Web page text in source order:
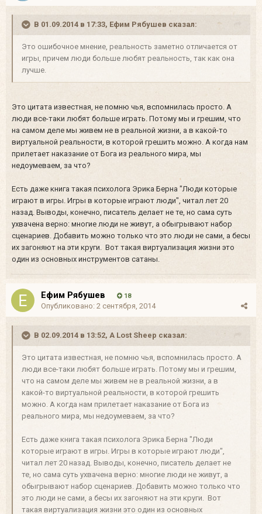
В 01.09.2014 в 17:33, Ефим Рябушев сказал:
Это ошибочное мнение, реальность заметно отличается от
игры, причем люди больше любят реальность, так как она
лучше.
Это цитата известная, не помню чья, вспомнилась просто. А
люди все-таки любят больше играть. Потому мы и грешим, что
на самом деле мы живем не в реальной жизни, а в какой-то
виртуальной реальности, в которой грешить можно. А когда нам
прилетает наказание от Бога из реального мира, мы
недоумеваем, за что?
Есть даже книга такая психолога Эрика Берна "Люди которые
играют в игры. Игры в которые играют люди", читал лет 20
назад. Выводы, конечно, писатель делает не те, но сама суть
ухвачена верно: многие люди не живут, а обыгрывают набор
сценариев. Добавить можно только что это люди не сами, а бесы
их загоняют на эти круги. Вот такая виртуализация жизни это
один из основных инструментов сатаны.
Ефим Рябушев 18
Опубликовано: 2 сентября, 2014
В 02.09.2014 в 13:52, A Lost Sheep сказал:
Это цитата известная, не помню чья, вспомнилась просто. А
люди все-таки любят больше играть. Потому мы и грешим,
что на самом деле мы живем не в реальной жизни, а в
какой-то виртуальной реальности, в которой грешить
можно. А когда нам прилетает наказание от Бога из
реального мира, мы недоумеваем, за что?
Есть даже книга такая психолога Эрика Берна "Люди
которые играют в игры. Игры в которые играют люди",
читал лет 20 назад. Выводы, конечно, писатель делает не
те, но сама суть ухвачена верно: многие люди не живут, а
обыгрывают набор сценариев. Добавить можно только что
это люди не сами, а бесы их загоняют на эти круги. Вот
такая виртуализация жизни это один из основных